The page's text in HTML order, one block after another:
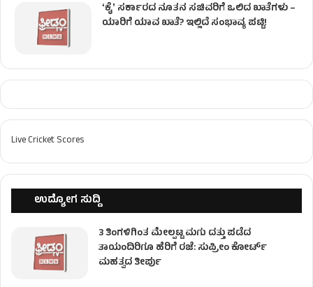
ʻಕೈʼ ಸರ್ಕಾರದ ನೂತನ ಸಚಿವರಿಗೆ ಒಲಿದ ಖಾತೆಗಳು –
ಯಾರಿಗೆ ಯಾವ ಖಾತೆ? ಇಲ್ಲಿದೆ ಸಂಭಾವ್ಯ ಪಟ್ಟಿ!
Live Cricket Scores
ಉದ್ಯೋಗ ಸುದ್ದಿ
3 ತಿಂಗಳಿಗಿಂತ ಮೇಲ್ಪಟ್ಟ ಮಗು ದತ್ತು ಪಡೆದ
ತಾಯಂದಿರಿಗೂ ಹೆರಿಗೆ ರಜೆ: ಸುಪ್ರೀಂ ಕೋರ್ಟ್
ಮಹತ್ವದ ತೀರ್ಪು